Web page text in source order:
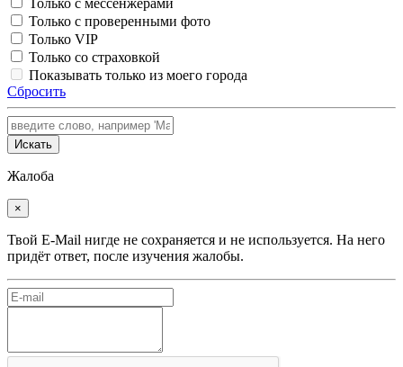
Только с мессенжерами
Только с проверенными фото
Только VIP
Только со страховкой
Показывать только из моего города
Сбросить
Искать
Жалоба
×
Твой E-Mail нигде не сохраняется и не используется. На него
придёт ответ, после изучения жалобы.